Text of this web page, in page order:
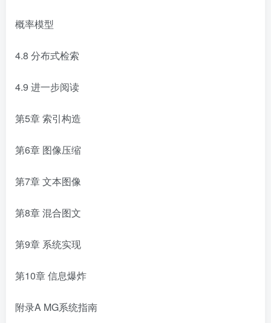
概率模型
4.8 分布式检索
4.9 进一步阅读
第5章 索引构造
第6章 图像压缩
第7章 文本图像
第8章 混合图文
第9章 系统实现
第10章 信息爆炸
附录A MG系统指南